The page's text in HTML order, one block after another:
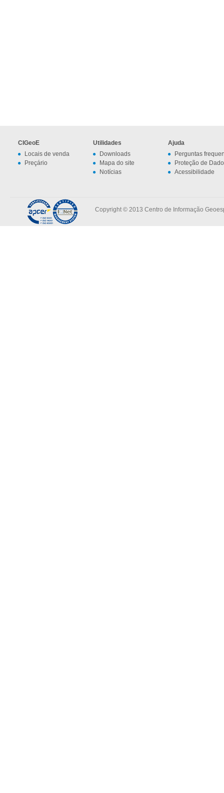
CIGeoE
Locais de venda
Preçário
Utilidades
Downloads
Mapa do site
Notícias
Ajuda
Perguntas
Proteção de
Acessibilidade
Copyright © 2013 Centro de Informação